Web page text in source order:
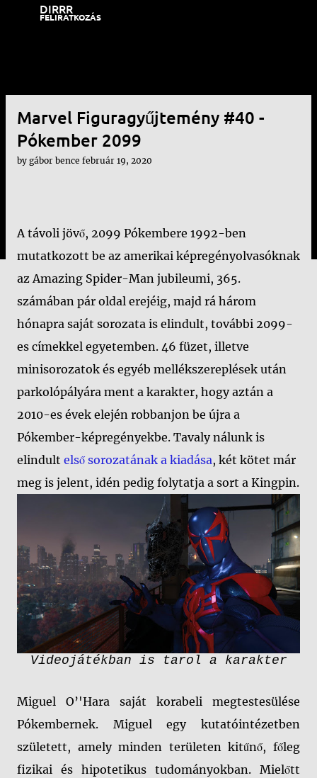
DIRRR
FELIRATKOZÁS
Marvel Figuragyűjtemény #40 -
Pókember 2099
by gábor bence február 19, 2020
A távoli jövő, 2099 Pókembere 1992-ben
mutatkozott be az amerikai képregényolvasóknak
az Amazing Spider-Man jubileumi, 365.
számában pár oldal erejéig, majd rá három
hónapra saját sorozata is elindult, további 2099-
es címekkel egyetemben. 46 füzet, illetve
minisorozatok és egyéb mellékszereplések után
parkolópályára ment a karakter, hogy aztán a
2010-es évek elején robbanjon be újra a
Pókember-képregényekbe. Tavaly nálunk is
elindult első sorozatának a kiadása, két kötet már
meg is jelent, idén pedig folytatja a sort a Kingpin.
Videojátékban is tarol a karakter
Miguel O’'Hara saját korabeli megtestesülése
Pókembernek. Miguel egy kutatóintézetben
született, amely minden területen kitűnő, főleg
fizikai és hipotetikus tudományokban. Mielőtt